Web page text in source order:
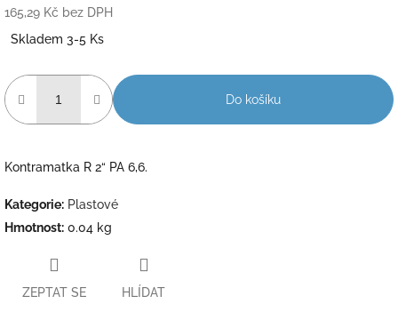
165,29 Kč bez DPH
cena:
Skladem 3-5 Ks
Do košíku
Kontramatka R 2“ PA 6,6.
Kategorie: Plastové
Hmotnost: 0.04 kg
ZEPTAT SE HLÍDAT